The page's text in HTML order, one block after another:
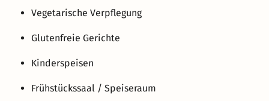
Vegetarische Verpflegung
Glutenfreie Gerichte
Kinderspeisen
Frühstückssaal / Speiseraum